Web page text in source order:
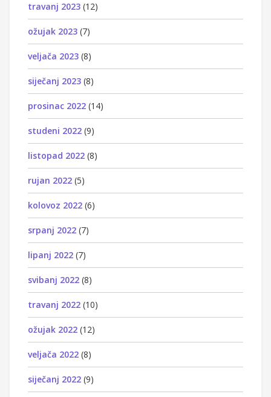
travanj 2023 (12)
ožujak 2023 (7)
veljača 2023 (8)
siječanj 2023 (8)
prosinac 2022 (14)
studeni 2022 (9)
listopad 2022 (8)
rujan 2022 (5)
kolovoz 2022 (6)
srpanj 2022 (7)
lipanj 2022 (7)
svibanj 2022 (8)
travanj 2022 (10)
ožujak 2022 (12)
veljača 2022 (8)
siječanj 2022 (9)